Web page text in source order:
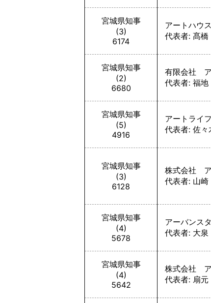
宮城県知事
(3)
6174
アートハウ
代表者: 髙
宮城県知事
(2)
6680
有限会社 ア
代表者: 福
宮城県知事
(5)
4916
アートライ
代表者: 佐
宮城県知事
(3)
6128
株式会社 ア
代表者: 山
宮城県知事
(4)
5678
アーバンス
代表者: 大
宮城県知事
(4)
5642
株式会社 ア
代表者: 扇